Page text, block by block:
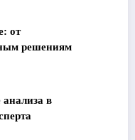
от
решениям
анализа в